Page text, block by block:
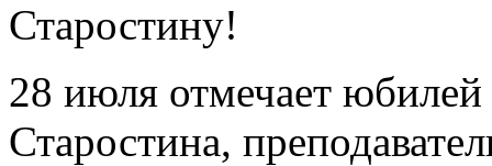
Старостину!
28 июля отмечает
Старостина,